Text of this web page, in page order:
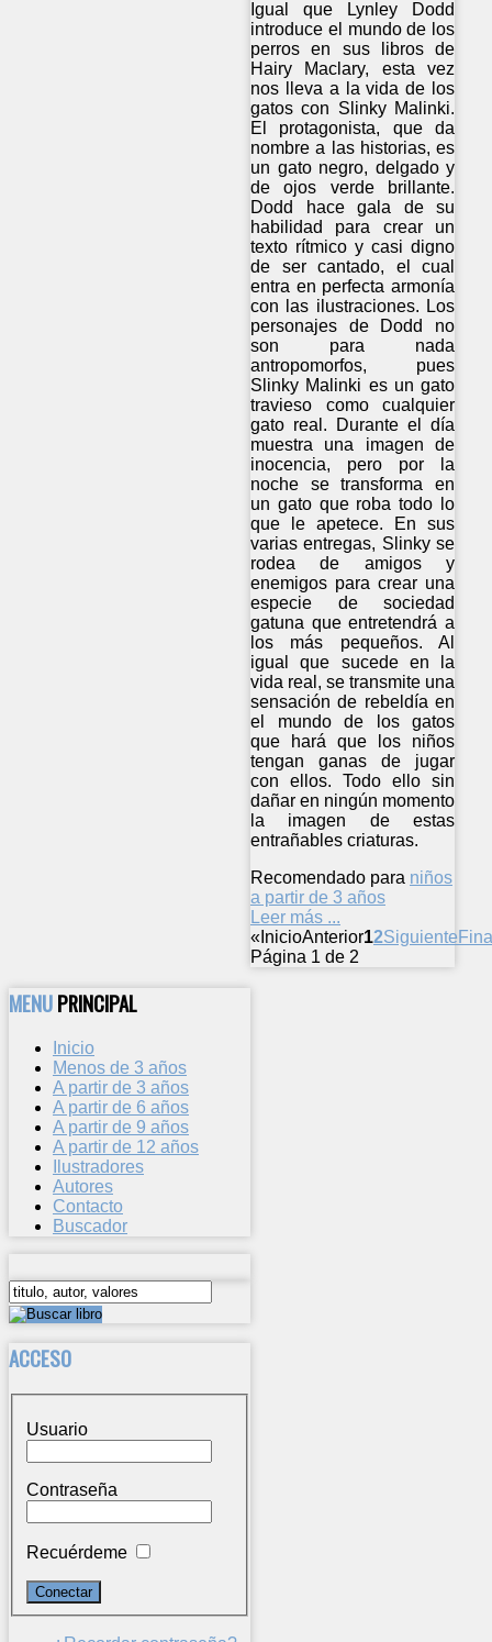
Igual que Lynley Dodd
introduce el mundo de los
perros en sus libros de
Hairy Maclary, esta vez
nos lleva a la vida de los
gatos con Slinky Malinki.
El protagonista, que da
nombre a las historias, es
un gato negro, delgado y
de ojos verde brillante.
Dodd hace gala de su
habilidad para crear un
texto rítmico y casi digno
de ser cantado, el cual
entra en perfecta armonía
con las ilustraciones. Los
personajes de Dodd no
son para nada
antropomorfos, pues
Slinky Malinki es un gato
travieso como cualquier
gato real. Durante el día
muestra una imagen de
inocencia, pero por la
noche se transforma en
un gato que roba todo lo
que le apetece. En sus
varias entregas, Slinky se
rodea de amigos y
enemigos para crear una
especie de sociedad
gatuna que entretendrá a
los más pequeños. Al
igual que sucede en la
vida real, se transmite una
sensación de rebeldía en
el mundo de los gatos
que hará que los niños
tengan ganas de jugar
con ellos. Todo ello sin
dañar en ningún momento
la imagen de estas
entrañables criaturas.
Recomendado para niños
a partir de 3 años
Leer más ...
« InicioAnterior12Siguiente
Página 1 de 2
MENUPRINCIPAL
Inicio
Menos de 3 años
A partir de 3 años
A partir de 6 años
A partir de 9 años
A partir de 12 años
Ilustradores
Autores
Contacto
Buscador
ACCESO
Usuario
Contraseña
Recuérdeme